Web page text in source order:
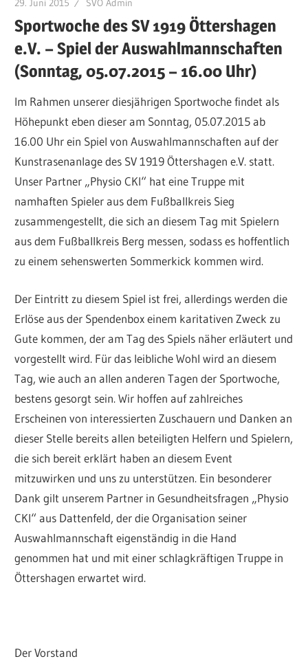
29. Juni 2015 SVÖ Admin
Sportwoche des SV 1919 Öttershagen
e.V. – Spiel der Auswahlmannschaften
(Sonntag, 05.07.2015 – 16.00 Uhr)
Im Rahmen unserer diesjährigen Sportwoche findet als
Höhepunkt eben dieser am Sonntag, 05.07.2015 ab
16.00 Uhr ein Spiel von Auswahlmannschaften auf der
Kunstrasenanlage des SV 1919 Öttershagen e.V. statt.
Unser Partner „Physio CKI“ hat eine Truppe mit
namhaften Spieler aus dem Fußballkreis Sieg
zusammengestellt, die sich an diesem Tag mit Spielern
aus dem Fußballkreis Berg messen, sodass es hoffentlich
zu einem sehenswerten Sommerkick kommen wird.
Der Eintritt zu diesem Spiel ist frei, allerdings werden die
Erlöse aus der Spendenbox einem karitativen Zweck zu
Gute kommen, der am Tag des Spiels näher erläutert und
vorgestellt wird. Für das leibliche Wohl wird an diesem
Tag, wie auch an allen anderen Tagen der Sportwoche,
bestens gesorgt sein. Wir hoffen auf zahlreiches
Erscheinen von interessierten Zuschauern und Danken an
dieser Stelle bereits allen beteiligten Helfern und Spielern,
die sich bereit erklärt haben an diesem Event
mitzuwirken und uns zu unterstützen. Ein besonderer
Dank gilt unserem Partner in Gesundheitsfragen „Physio
CKI“ aus Dattenfeld, der die Organisation seiner
Auswahlmannschaft eigenständig in die Hand
genommen hat und mit einer schlagkräftigen Truppe in
Öttershagen erwartet wird.
Der Vorstand